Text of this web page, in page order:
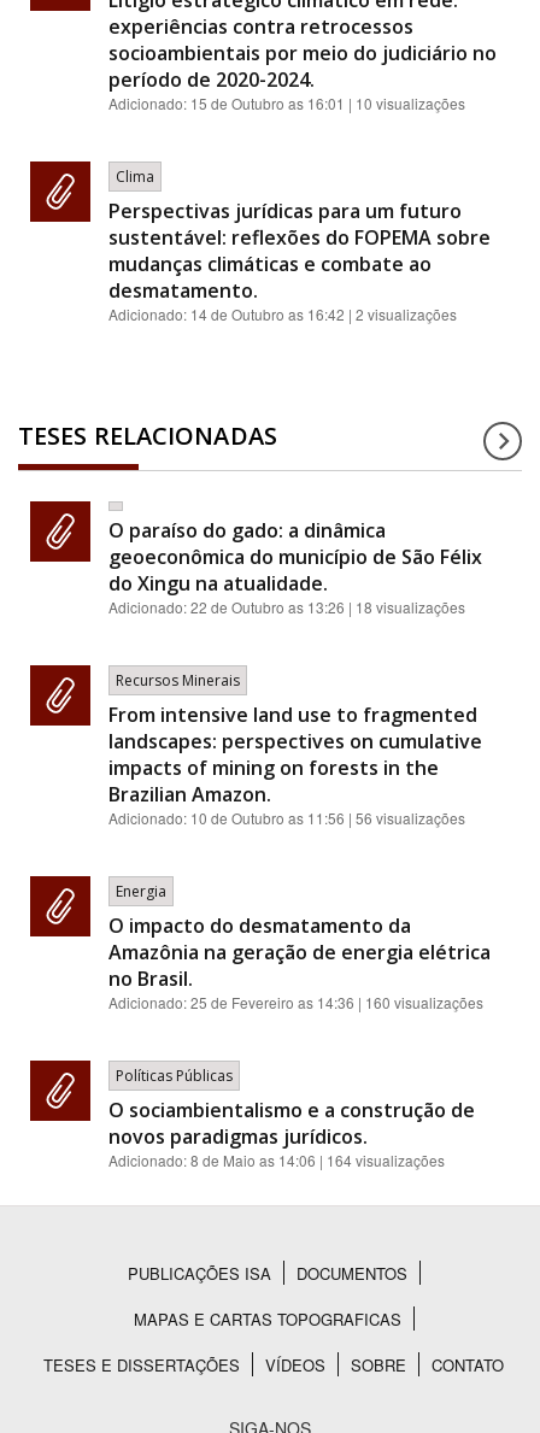
experiências contra retrocessos
socioambientais por meio do judiciário no
período de 2020-2024.
Adicionado: 15 de Outubro as 16:01 | 10 visualizações
Clima
Perspectivas jurídicas para um futuro
sustentável: reflexões do FOPEMA sobre
mudanças climáticas e combate ao
desmatamento.
Adicionado: 14 de Outubro as 16:42 | 2 visualizações
TESES RELACIONADAS
O paraíso do gado: a dinâmica
geoeconômica do município de São Félix
do Xingu na atualidade.
Adicionado:22 de Outubro as 13:26 | 18 visualizações
Recursos Minerais
From intensive land use to fragmented
landscapes: perspectives on cumulative
impacts of mining on forests in the
Brazilian Amazon.
Adicionado: 10 de Outubro as 11:56 | 56 visualizações
Energia
O impacto do desmatamento da
Amazônia na geração de energia elétrica
no Brasil.
Adicionado:25 de Fevereiro as 14:36 | 160 visualizações
Políticas Públicas
O sociambientalismo e a construção de
novos paradigmas jurídicos.
Adicionado:8 de Maio as 14:06 | 164 visualizações
Rodapé
PUBLICAÇÕES ISA
DOCUMENTOS
MAPAS E CARTAS TOPOGRAFICAS
TESES E DISSERTAÇÕES
VÍDEOS SOBRE CONTATO
SIGA-NOS